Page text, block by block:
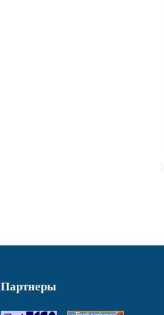
Партнеры